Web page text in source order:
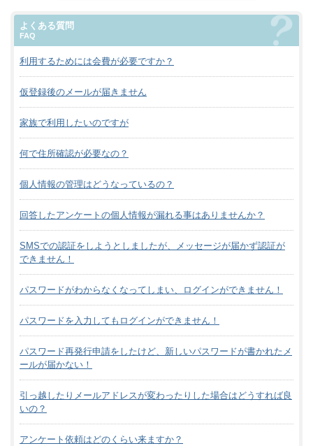
よくある質問
FAQ
利用するためには会費が必要ですか？
仮登録後のメールが届きません
家族で利用したいのですが
何で住所確認が必要なの？
個人情報の管理はどうなっているの？
回答したアンケートの個人情報が漏れる事はありませんか？
SMSでの認証をしようとしましたが、メッセージが届かず認証が
できません！
パスワードがわからなくなってしまい、ログインができません！
パスワードを入力してもログインができません！
パスワード再発行申請をしたけど、新しいパスワードが書かれたメ
ールが届かない！
引っ越したりメールアドレスが変わったりした場合はどうすれば良
いの？
アンケート依頼はどのくらい来ますか？